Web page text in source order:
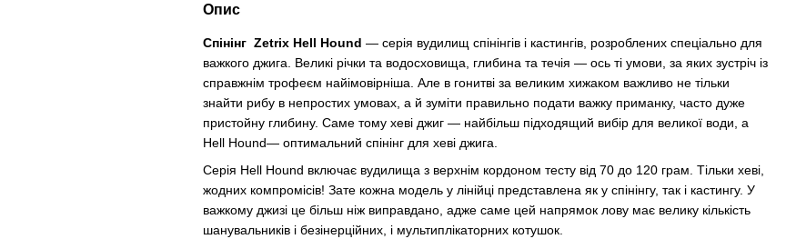
Опис
Спінінг Zetrix Hell Hound — серія вудилищ спінінгів і кастингів, розроблених спеціально для
важкого джига. Великі річки та водосховища, глибина та течія — ось ті умови, за яких зустріч із
справжнім трофеєм найімовірніша. Але в гонитві за великим хижаком важливо не тільки
знайти рибу в непростих умовах, а й зуміти правильно подати важку приманку, часто дуже
пристойну глибину. Саме тому хеві джиг — найбільш підходящий вибір для великої води, а
Hell Hound— оптимальний спінінг для хеві джига.
Серія Hell Hound включає вудилища з верхнім кордоном тесту від 70 до 120 грам. Тільки хеві,
жодних компромісів! Зате кожна модель у лінійці представлена ​​як у спінінгу, так і кастингу. У
важкому джизі це більш ніж виправдано, адже саме цей напрямок лову має велику кількість
шанувальників і безінерційних, і мультиплікаторних котушок.